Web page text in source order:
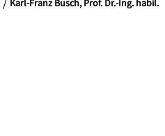
Karl-Franz Busch, Prof. Dr.-Ing. habil.